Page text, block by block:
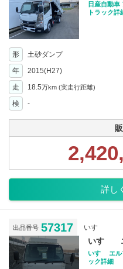
日産自動
トラック詳
形 土砂ダンプ
年
2015(H27)
走 18.5万km (実走行距離)
検
-
詳し
出品番号 57317 いすゞ
いすゞ
いすゞ エ
ック詳細